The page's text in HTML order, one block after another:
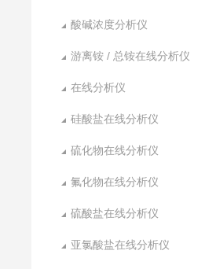
酸碱浓度分析仪
游离铵 / 总铵在线分析仪
在线分析仪
硅酸盐在线分析仪
硫化物在线分析仪
氟化物在线分析仪
硫酸盐在线分析仪
亚氯酸盐在线分析仪